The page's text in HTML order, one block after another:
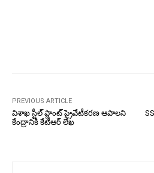
PREVIOUS ARTICLE
విశాఖ స్టీల్ ప్లాంట్ ప్రైవేటీకరణ ఆపాలని
కేంద్రానికి కేటీఆర్ లేఖ